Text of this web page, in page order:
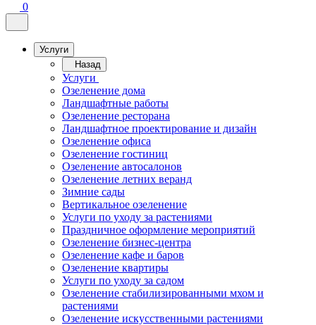
0
Услуги
Назад
Услуги
Озеленение дома
Ландшафтные работы
Озеленение ресторана
Ландшафтное проектирование и дизайн
Озеленение офиса
Озеленение гостиниц
Озеленение автосалонов
Озеленение летних веранд
Зимние сады
Вертикальное озеленение
Услуги по уходу за растениями
Праздничное оформление мероприятий
Озеленение бизнес-центра
Озеленение кафе и баров
Озеленение квартиры
Услуги по уходу за садом
Озеленение стабилизированными мхом и
растениями
Озеленение искусственными растениями